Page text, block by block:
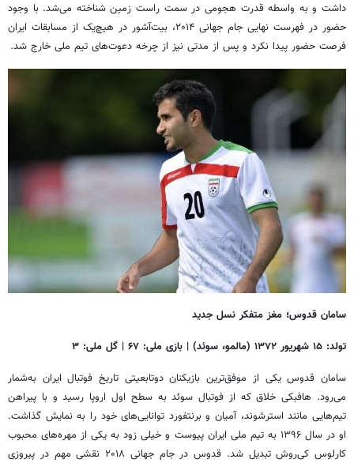
داشت و به واسطه قدرت هجومی در سمت راست زمین شناخته می‌شد. با وجود
حضور در فهرست نهایی جام جهانی ۲۰۱۴، بیت‌آشور در هیچ‌یک از مسابقات ایران
فرصت حضور پیدا نکرد و پس از مدتی نیز از چرخه دعوت‌های تیم ملی خارج شد.
سامان قدوس؛ مغز متفکر نسل جدید
تولد: ۱۵ شهریور ۱۳۷۲ (مالمو، سوئد) | بازی ملی: ۶۷ | گل ملی: ۳
سامان قدوس یکی از موفق‌ترین بازیکنان دوتابعیتی تاریخ فوتبال ایران به‌شمار
می‌رود. هافبکی خلاق که از فوتبال سوئد به سطح اول اروپا رسید و با پیراهن
تیم‌هایی مانند استرشوند، آمیان و برنتفورد توانایی‌های خود را به نمایش گذاشت.
او در سال ۱۳۹۶ به تیم ملی ایران پیوست و خیلی زود به یکی از مهره‌های محبوب
کارلوس کی‌روش تبدیل شد. قدوس در جام جهانی ۲۰۱۸ نقشی مهم در پیروزی